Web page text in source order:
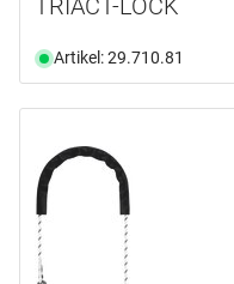
TRIACT-LOCK
Artikel: 29.710.81